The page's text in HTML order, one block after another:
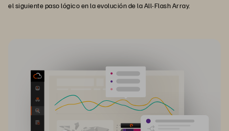
el siguiente paso lógico en la evolución de la All-Flash Array.